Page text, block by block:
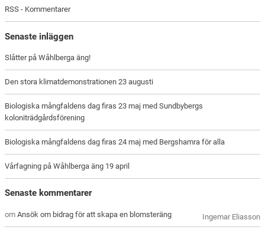
RSS - Kommentarer
Senaste inläggen
Slåtter på Wåhlberga äng!
Den stora klimatdemonstrationen 23 augusti
Biologiska mångfaldens dag firas 23 maj med Sundbybergs
koloniträdgårdsförening
Biologiska mångfaldens dag firas 24 maj med Bergshamra för alla
Vårfagning på Wåhlberga äng 19 april
Senaste kommentarer
Ingemar Eliasson
omAnsök om bidrag för att skapa en blomsteräng